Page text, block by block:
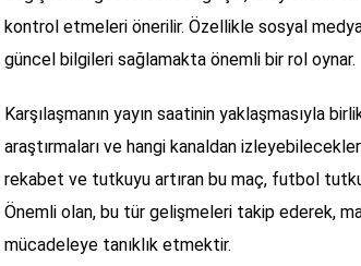
kontrol etmeleri önerilir. Özellikle sosyal
güncel bilgileri sağlamakta önemli bir rol oynar.
Karşılaşmanın yayın saatinin yaklaşmasıyla
araştırmaları ve hangi kanaldan
rekabet ve tutkuyu artıran bu maç, futbol
Önemli olan, bu tür gelişmeleri takip ederek,
mücadeleye tanıklık etmektir.